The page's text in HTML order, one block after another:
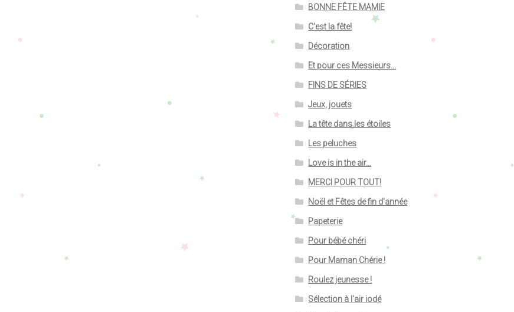
BONNE FÊTE MAMIE
C'est la fête!
Décoration
Et pour ces Messieurs...
FINS DE SÉRIES
Jeux, jouets
La tête dans les étoiles
Les peluches
Love is in the air...
MERCI POUR TOUT!
Noël et Fêtes de fin d'année
Papeterie
Pour bébé chéri
Pour Maman Chérie !
Roulez jeunesse !
Sélection à l'air iodé